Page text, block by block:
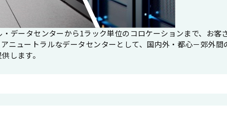
データセンターから1ラック単位のコロケーションまで、お客
ニュートラルなデータセンターとして、国内外・都心－郊外間
します。